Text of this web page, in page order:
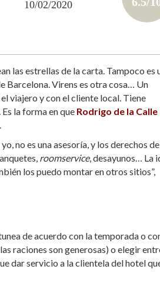
10/02/2020
las estrellas de la carta. Tampoco es
Barcelona. Virens es otra cosa… Un
viajero y con el cliente local. Tiene
la forma en que Rodrigo de la Calle
no es una asesoría, y los derechos de
roomservice, desayunos… La
los puedo montar en otros sitios”,
de acuerdo con la temporada o
raciones son generosas) o elegir
dar servicio a la clientela del hotel